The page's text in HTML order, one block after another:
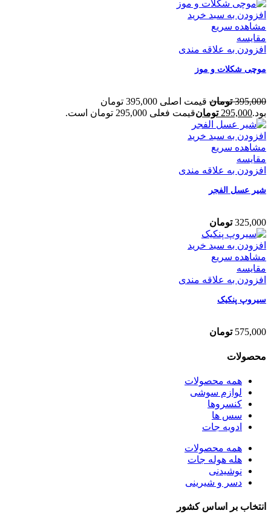
افزودن به سبد خرید
مشاهده سریع
مقایسه
افزودن به علاقه مندی
موچی شکلات و موز
395,000 تومان
قیمت اصلی 395,000 تومان
بود.295,000 تومانقیمت فعلی 295,000 تومان است.
افزودن به سبد خرید
مشاهده سریع
مقایسه
افزودن به علاقه مندی
شیر عسل الفجر
325,000 تومان
افزودن به سبد خرید
مشاهده سریع
مقایسه
افزودن به علاقه مندی
سیروپ پنکیک
575,000 تومان
محصولات
همه محصولات
لوازم سوشی
کنسروها
سس ها
ادویه جات
همه محصولات
هله هوله جات
نوشیدنی
دسر و شیرینی
انتخاب بر اساس کشور